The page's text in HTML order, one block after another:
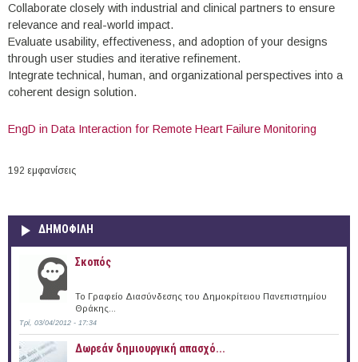
Collaborate closely with industrial and clinical partners to ensure
relevance and real-world impact.
Evaluate usability, effectiveness, and adoption of your designs
through user studies and iterative refinement.
Integrate technical, human, and organizational perspectives into a
coherent design solution.
EngD in Data Interaction for Remote Heart Failure Monitoring
192 εμφανίσεις
ΔΗΜΟΦΙΛΗ
Σκοπός
Το Γραφείο Διασύνδεσης του Δημοκρίτειου Πανεπιστημίου
Θράκης...
Τρί, 03/04/2012 - 17:34
Δωρεάν δημιουργική απασχό...